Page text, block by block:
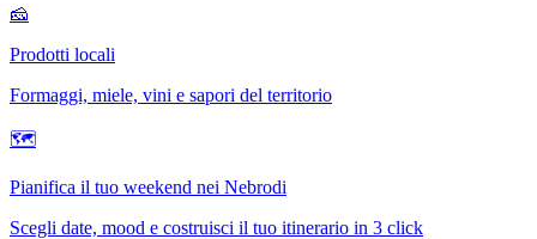
🧀
Prodotti locali
Formaggi, miele, vini e sapori del territorio
🗺
Pianifica il tuo weekend nei Nebrodi
Scegli date, mood e costruisci il tuo itinerario in 3 click